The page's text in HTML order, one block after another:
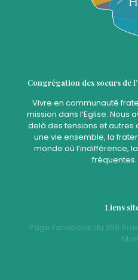
Congrégation des soeurs de
Vivre en communauté
mission dans l’Eglise.
delà des tensions et autres
une vie ensemble, la
monde où l’indifférence,
fréquentes.
Liens
Page Facebook du 350